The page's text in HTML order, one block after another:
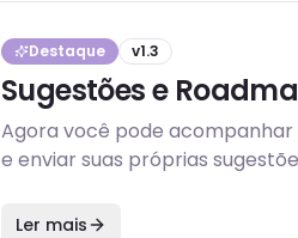
Destaque v1.3
Sugestões e
Agora você pode acompanhar
e enviar suas próprias
Ler mais